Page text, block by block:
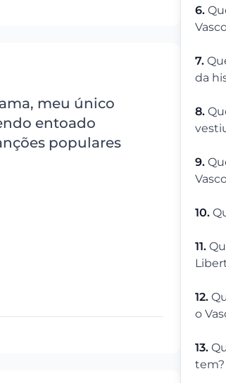
6.
7.
da
8.
9.
10.
11.
12.
o
13.
tem?
meu único
entoado
populares